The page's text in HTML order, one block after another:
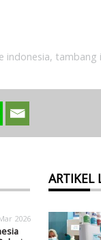
indonesia, tambang
2026
ARTIKEL